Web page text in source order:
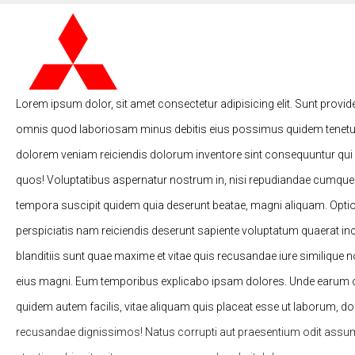
Lorem ipsum dolor, sit amet consectetur adipisicing elit. Sunt
omnis quod laboriosam minus debitis eius possimus quidem
dolorem veniam reiciendis dolorum inventore sint consequuntur
quos! Voluptatibus aspernatur nostrum in, nisi repudiandae
tempora suscipit quidem quia deserunt beatae, magni aliquam.
perspiciatis nam reiciendis deserunt sapiente voluptatum quaerat
blanditiis sunt quae maxime et vitae quis recusandae iure similique
eius magni. Eum temporibus explicabo ipsam dolores. Unde earum
quidem autem facilis, vitae aliquam quis placeat esse ut laborum,
recusandae dignissimos! Natus corrupti aut praesentium odit